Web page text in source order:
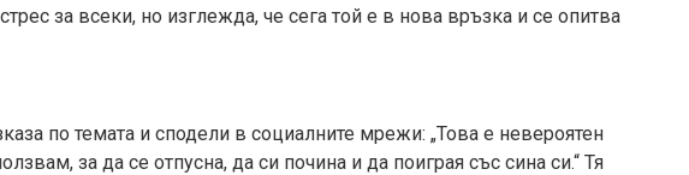
за всеки, но изглежда, че сега той е в нова връзка и се опитва
по темата и сподели в социалните мрежи: „Това е невероятен
за да се отпусна, да си почина и да поиграя със сина си.“ Тя